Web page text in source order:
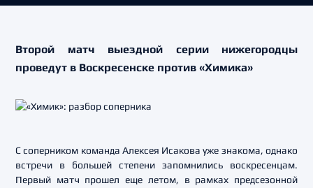
Второй матч выездной серии нижегородцы
проведут в Воскресенске против «Химика»
С соперником команда Алексея Исакова уже знакома, однако
встречи в большей степени запомнились воскресенцам.
Первый матч прошел еще летом, в рамках предсезонной